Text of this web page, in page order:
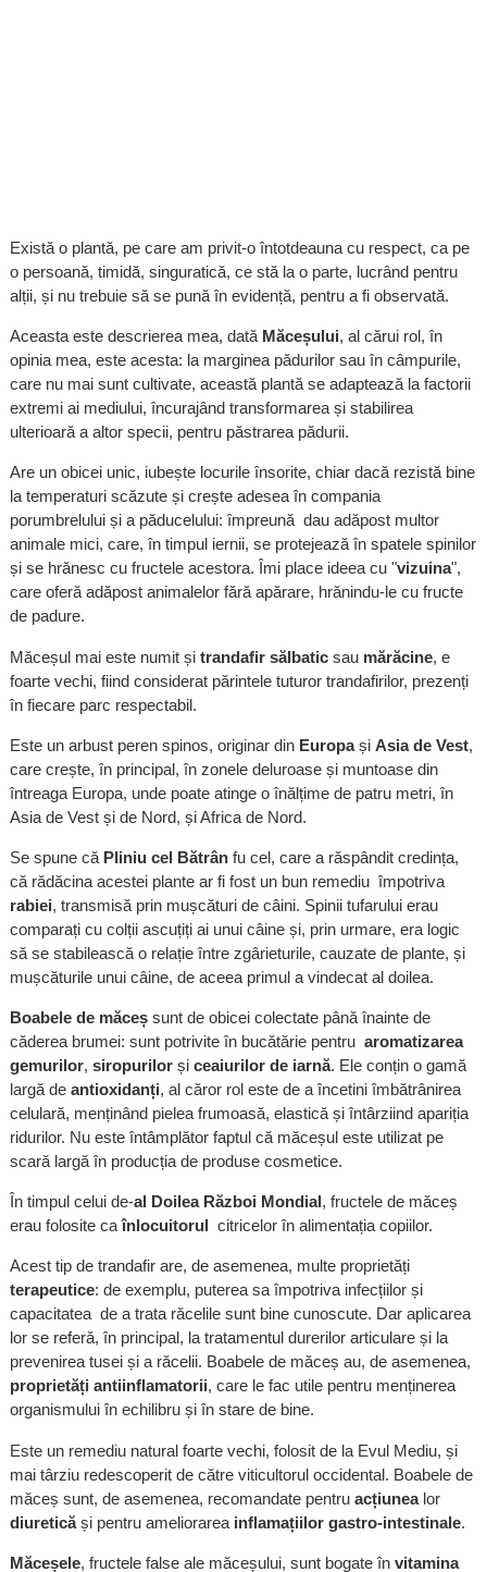
Există o plantă, pe care am privit-o întotdeauna cu respect, ca pe
o persoană, timidă, singuratică, ce stă la o parte, lucrând pentru
alții, și nu trebuie să se pună în evidență, pentru a fi observată.
Aceasta este descrierea mea, dată Măceșului, al cărui rol, în
opinia mea, este acesta: la marginea pădurilor sau în câmpurile,
care nu mai sunt cultivate, această plantă se adaptează la factorii
extremi ai mediului, încurajând transformarea și stabilirea
ulterioară a altor specii, pentru păstrarea pădurii.
Are un obicei unic, iubește locurile însorite, chiar dacă rezistă bine
la temperaturi scăzute și crește adesea în compania
porumbrelului și a păducelului: împreună dau adăpost multor
animale mici, care, în timpul iernii, se protejează în spatele spinilor
și se hrănesc cu fructele acestora. Îmi place ideea cu "vizuina",
care oferă adăpost animalelor fără apărare, hrănindu-le cu fructe
de padure.
Măceșul mai este numit și trandafir sălbaticsau mărăcine, e
foarte vechi, fiind considerat părintele tuturor trandafirilor, prezenți
în fiecare parc respectabil.
Este un arbust peren spinos, originar din Europași Asia de Vest,
care crește, în principal, în zonele deluroase și muntoase din
întreaga Europa, unde poate atinge o înălțime de patru metri, în
Asia de Vest și de Nord, și Africa de Nord.
Se spune că Pliniu cel Bătrânfu cel, care a răspândit credința,
că rădăcina acestei plante ar fi fost un bun remediu împotriva
rabiei, transmisă prin mușcături de câini. Spinii tufarului erau
comparați cu colții ascuțiți ai unui câine și, prin urmare, era logic
să se stabilească o relație între zgârieturile, cauzate de plante, și
mușcăturile unui câine, de aceea primul a vindecat al doilea.
Boabele de măceșsunt de obicei colectate până înainte de
căderea brumei: sunt potrivite în bucătărie pentru aromatizarea
gemurilor, siropurilorși ceaiurilor de iarnă. Ele conțin o gamă
largă de antioxidanți, al căror rol este de a încetini îmbătrânirea
celulară, menținând pielea frumoasă, elastică și întârziind apariția
ridurilor. Nu este întâmplător faptul că măceșul este utilizat pe
scară largă în producția de produse cosmetice.
În timpul celui de-al Doilea Război Mondial, fructele de măceș
erau folosite caînlocuitorul citricelor în alimentația copiilor.
Acest tip de trandafir are, de asemenea, multe proprietăți
terapeutice: de exemplu, puterea sa împotriva infecțiilor și
capacitatea de a trata răcelile sunt bine cunoscute. Dar aplicarea
lor se referă, în principal, la tratamentul durerilor articulare și la
prevenirea tusei și a răcelii. Boabele de măceș au, de asemenea,
proprietăți antiinflamatorii, care le fac utile pentru menținerea
organismului în echilibru și în stare de bine.
Este un remediu natural foarte vechi, folosit de la Evul Mediu, și
mai târziu redescoperit de către viticultorul occidental. Boabele de
măceș sunt, de asemenea, recomandate pentru acțiunealor
diureticăși pentru ameliorarea inflamațiilor gastro-intestinale.
Măceșele, fructele false ale măceșului, sunt bogate în vitamina